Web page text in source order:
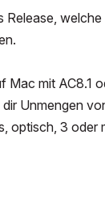
mit AC8.1
Unmengen
optisch, 3